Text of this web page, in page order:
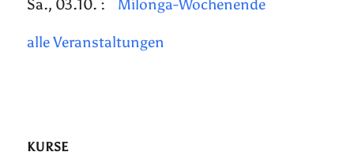
Sa., 03.10. : Milonga-Wochenende
alle Veranstaltungen
KURSE